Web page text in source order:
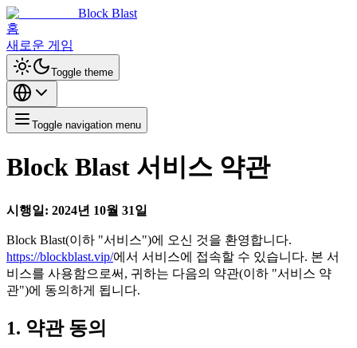
Block Blast
홈
새로운 게임
Toggle theme
Toggle navigation menu
Block Blast 서비스 약관
시행일: 2024년 10월 31일
Block Blast(이하 "서비스")에 오신 것을 환영합니다.
https://blockblast.vip/에서 서비스에 접속할 수 있습니다. 본 서
비스를 사용함으로써, 귀하는 다음의 약관(이하 "서비스 약
관")에 동의하게 됩니다.
1. 약관 동의